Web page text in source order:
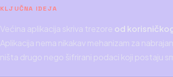
KLJUČNA IDEJA
Većina aplikacija skriva trezore od
Aplikacija nema nikakav mehanizam za
ništa drugo nego šifrirani podaci koji postaju